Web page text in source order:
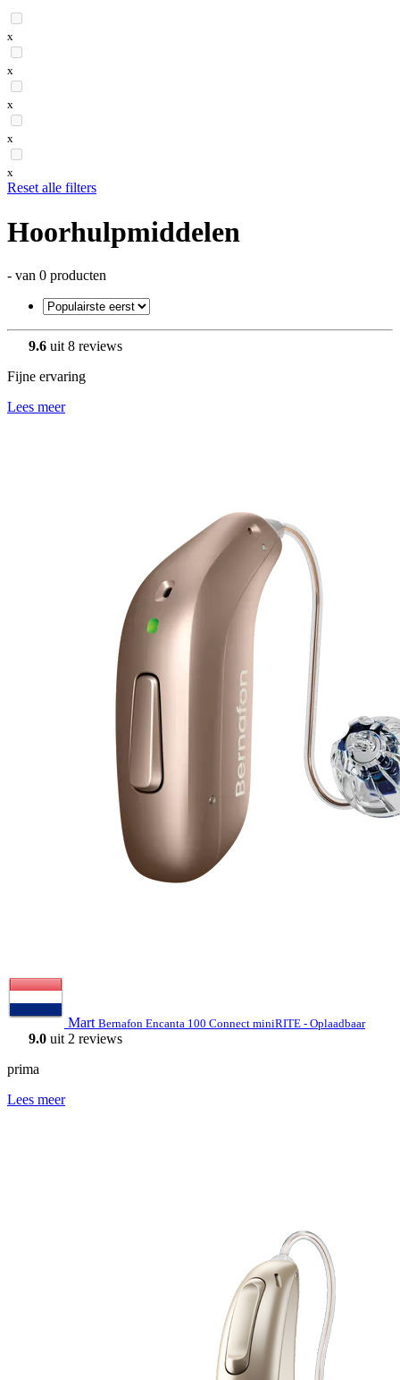
x
x
x
x
x
Reset alle filters
Hoorhulpmiddelen
- van 0 producten
9.6 uit 8 reviews
Fijne ervaring
Lees meer
Mart Bernafon Encanta 100 Connect miniRITE - Oplaadbaar
9.0 uit 2 reviews
prima
Lees meer